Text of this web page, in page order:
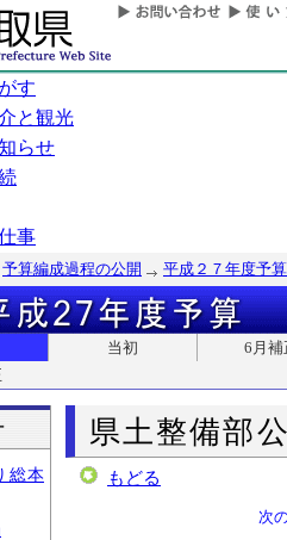
す
と観光
らせ
事
予算編成過程の公開 平成２７年度予算
当初
6月補
総本
県土整備部
もどる
次